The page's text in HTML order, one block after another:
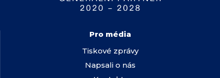
Pro média
Tiskové zprávy
Napsali o nás